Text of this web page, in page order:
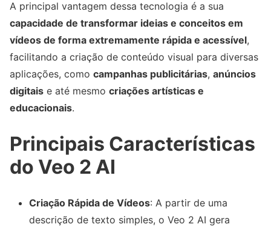
A principal vantagem dessa tecnologia é a sua
capacidade de transformar ideias e conceitos em
vídeos de forma extremamente rápida e acessível,
facilitando a criação de conteúdo visual para diversas
aplicações, como campanhas publicitárias, anúncios
digitais e até mesmo criações artísticas e
educacionais.
Principais Características
do Veo 2 AI
Criação Rápida de Vídeos: A partir de uma
descrição de texto simples, o Veo 2 AI gera